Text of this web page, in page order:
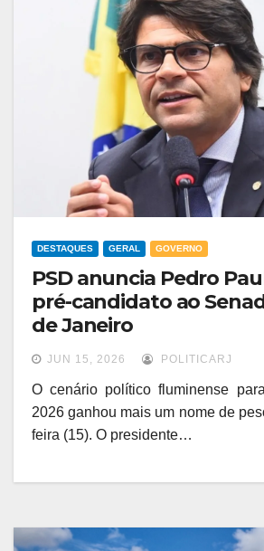
DESTAQUES GERAL GOVERNO
PSD anuncia Pedro
pré-candidato ao
de Janeiro
JUN 15, 2026 POLITICARJ
O cenário político fluminense
2026 ganhou mais um nome de
feira (15). O presidente…